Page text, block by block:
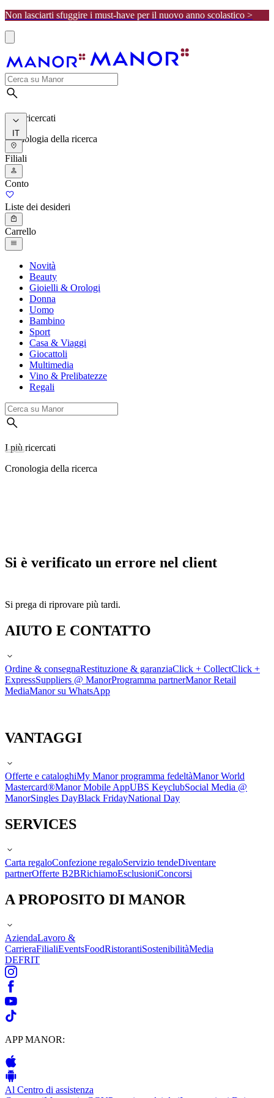
Non lasciarti sfuggire i must-have per il nuovo anno scolastico >
I più ricercati
Cronologia della ricerca
IT
Filiali
Conto
Liste dei desideri
Carrello
Novità
Beauty
Gioielli & Orologi
Donna
Uomo
Bambino
Sport
Casa & Viaggi
Giocattoli
Multimedia
Vino & Prelibatezze
Regali
I più ricercati
Cronologia della ricerca
Si è verificato un errore nel client
Si prega di riprovare più tardi.
AIUTO E CONTATTO
Ordine & consegnaRestituzione & garanziaClick + CollectClick +
ExpressSuppliers @ ManorProgramma partnerManor Retail
MediaManor su WhatsApp
VANTAGGI
Offerte e cataloghiMy Manor programma fedeltàManor World
Mastercard®Manor Mobile AppUBS KeyclubSocial Media @
ManorSingles DayBlack FridayNational Day
SERVICES
Carta regaloConfezione regaloServizio tendeDiventare
partnerOfferte B2BRichiamoEsclusioniConcorsi
A PROPOSITO DI MANOR
AziendaLavoro &
CarrieraFilialiEventsFoodRistorantiSostenibilitàMedia
DEFRIT
APP MANOR:
Al Centro di assistenza